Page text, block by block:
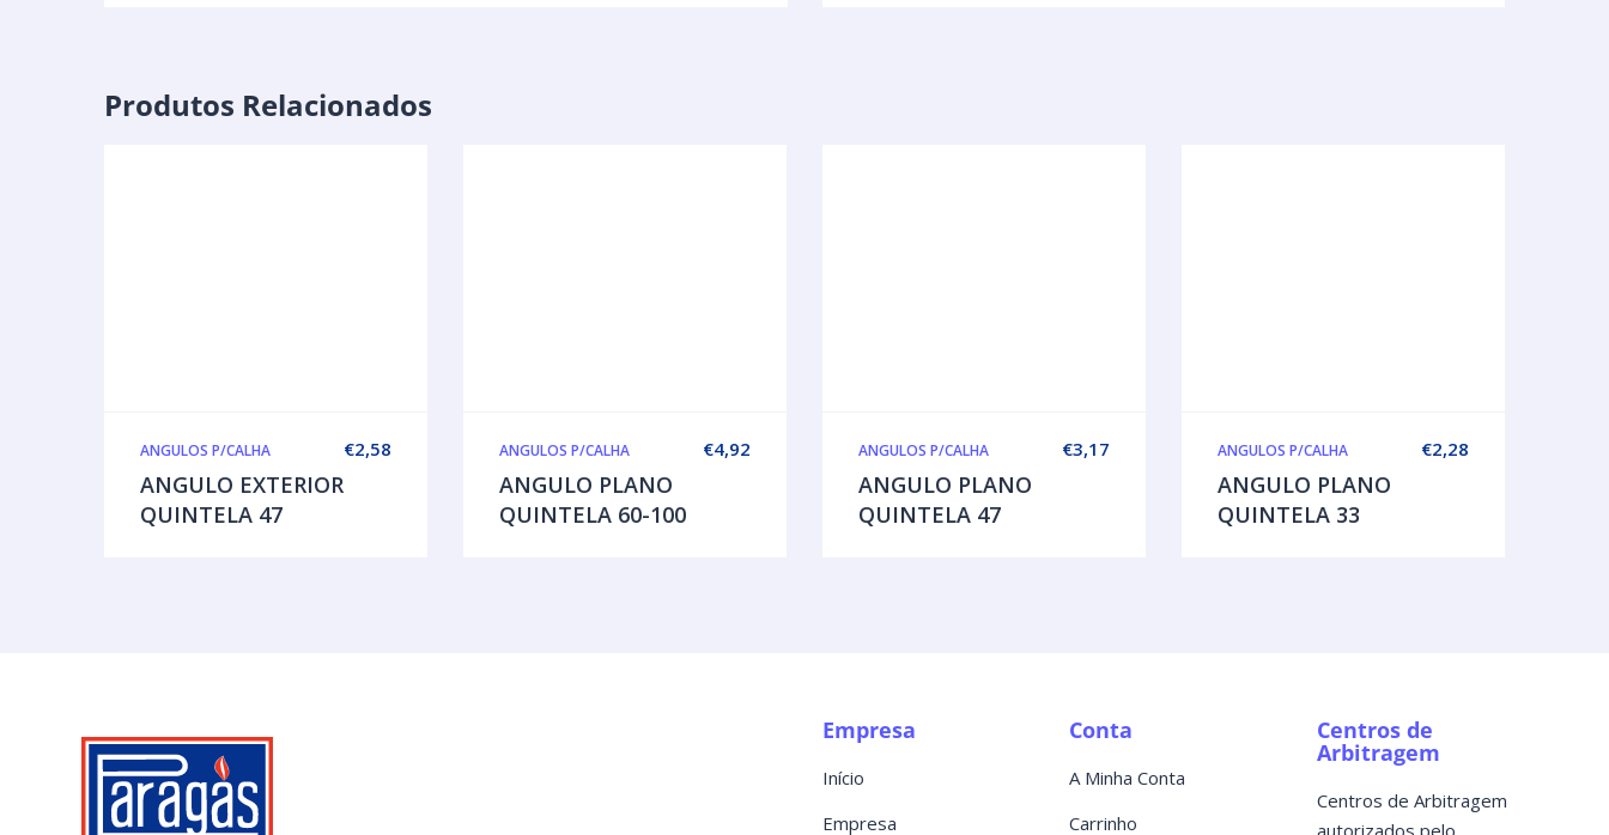
Produtos Relacionados
€2,58
ANGULOS P/CALHA
ANGULO EXTERIOR
QUINTELA 47
€4,92
ANGULOS P/CALHA
ANGULO PLANO
QUINTELA 60-100
€3,17
ANGULOS P/CALHA
ANGULO PLANO
QUINTELA 47
€2,28
ANGULOS P/CALHA
ANGULO PLANO
QUINTELA 33
Empresa
Início
Empresa
Conta
A Minha Conta
Carrinho
Centros de
Arbitragem
Centros de Arbitragem
autorizados pelo